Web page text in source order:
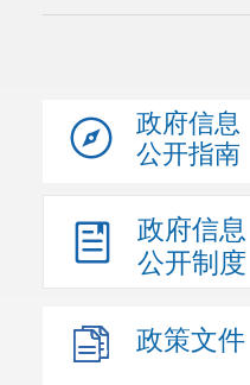
政府信息
公开指南
政府信息
公开制度
政策文件